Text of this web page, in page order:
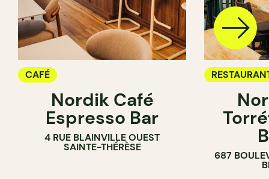
CAFÉ
Nordik Café
Espresso Bar
4 RUE BLAINVILLE OUEST
SAINTE-THÉRÈSE
687